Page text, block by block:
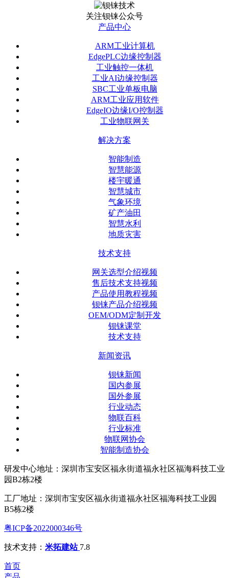
关注钡铼公众号
产品中心
ARM工业计算机
EdgePLC边缘控制器
工业触控一体机
工业AI边缘控制器
SBC工业单板电脑
ARM工业应用软件
EdgeIO边缘I/O控制器
工业物联网关
解决方案
智能制造
智慧能源
楼宇暖通
智慧城市
气象环境
矿产油田
智慧水利
地质灾害
技术支持
网关选型介绍视频
售后技术支持视频
产品使用教程视频
钡铼产品介绍视频
OEM/ODM定制开发
钡铼课堂
技术支持
新闻资讯
钡铼新闻
国内参展
国外参展
行业动态
物联百科
行业标准
物联网协会
智能制造协会
研发中心地址：深圳市宝安区福永街道福永社区福海科技工业
园B2栋2楼
工厂地址：深圳市宝安区福永街道福永社区福海科技工业园
B5栋2楼
粤ICP备2022000346号
技术支持： 米拓建站 7.8
首页